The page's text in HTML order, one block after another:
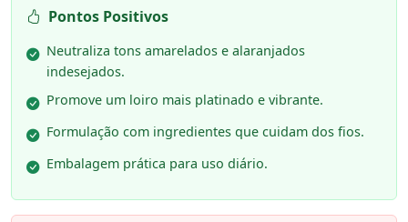
Pontos Positivos
Neutraliza tons amarelados e alaranjados
indesejados.
Promove um loiro mais platinado e vibrante.
Formulação com ingredientes que cuidam dos fios.
Embalagem prática para uso diário.